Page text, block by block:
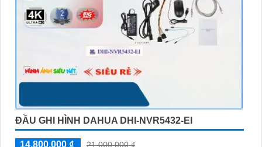
ĐẦU GHI HÌNH DAHUA DHI-NVR5432-EI
14,800,000 ₫
21,000,000 ₫